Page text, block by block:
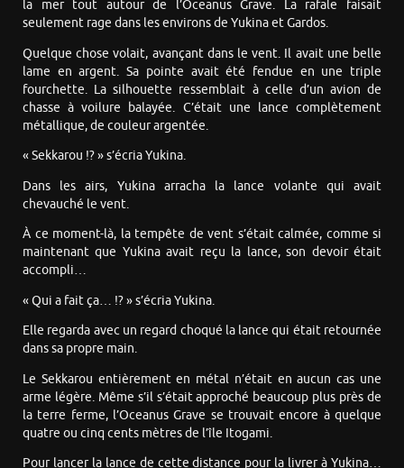
la mer tout autour de l’Oceanus Grave. La rafale faisait
seulement rage dans les environs de Yukina et Gardos.
Quelque chose volait, avançant dans le vent. Il avait une belle
lame en argent. Sa pointe avait été fendue en une triple
fourchette. La silhouette ressemblait à celle d’un avion de
chasse à voilure balayée. C’était une lance complètement
métallique, de couleur argentée.
« Sekkarou !? » s’écria Yukina.
Dans les airs, Yukina arracha la lance volante qui avait
chevauché le vent.
À ce moment-là, la tempête de vent s’était calmée, comme si
maintenant que Yukina avait reçu la lance, son devoir était
accompli…
« Qui a fait ça… !? » s’écria Yukina.
Elle regarda avec un regard choqué la lance qui était retournée
dans sa propre main.
Le Sekkarou entièrement en métal n’était en aucun cas une
arme légère. Même s’il s’était approché beaucoup plus près de
la terre ferme, l’Oceanus Grave se trouvait encore à quelque
quatre ou cinq cents mètres de l’île Itogami.
Pour lancer la lance de cette distance pour la livrer à Yukina…